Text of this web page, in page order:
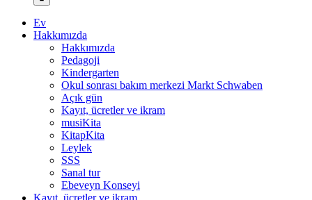
Ev
Hakkımızda
Hakkımızda
Pedagoji
Kindergarten
Okul sonrası bakım merkezi Markt Schwaben
Açık gün
Kayıt, ücretler ve ikram
musiKita
KitapKita
Leylek
SSS
Sanal tur
Ebeveyn Konseyi
Kayıt, ücretler ve ikram